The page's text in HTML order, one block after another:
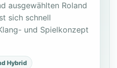
ausgewählten Roland
sich schnell
und Spielkonzept
Hybrid